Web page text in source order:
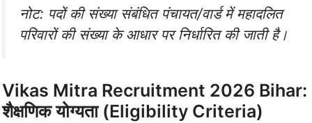
नोट: पदों की संख्या संबंधित पंचायत/वार्ड में महादलित
परिवारों की संख्या के आधार पर निर्धारित की जाती है।
Vikas Mitra Recruitment 2026 Bihar:
शैक्षणिक योग्यता (Eligibility Criteria)